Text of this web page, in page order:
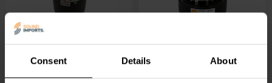
Consent Details About
3.5" | 5 Ω
HiViSwan DMN-A Dome
Tweeter
HiViSwan M5N-B Bass-
midwoofer